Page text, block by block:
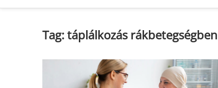
Tag:táplálkozás rákbetegségben